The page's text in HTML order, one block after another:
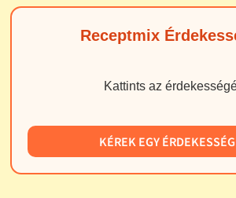
Receptmix
Kattints az
KÉREK EGY